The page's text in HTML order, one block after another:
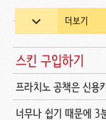
더보기
스킨 구입하기
프라치노 공책은 신용
너무나 쉽기 때문에 3